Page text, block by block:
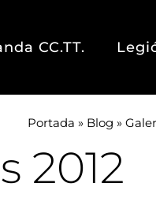
CC.TT.
Portada » Blog »
2012